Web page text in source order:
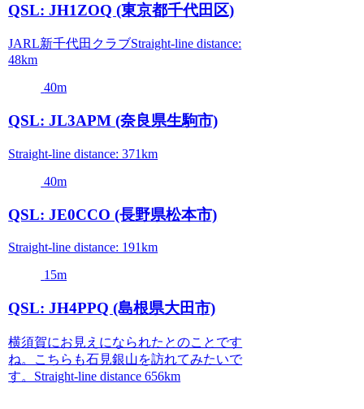
QSL: JH1ZOQ (東京都千代田区)
JARL新千代田クラブStraight-line distance:
48km
40m
QSL: JL3APM (奈良県生駒市)
Straight-line distance: 371km
40m
QSL: JE0CCO (長野県松本市)
Straight-line distance: 191km
15m
QSL: JH4PPQ (島根県大田市)
横須賀にお見えになられたとのことです
ね。こちらも石見銀山を訪れてみたいで
す。Straight-line distance 656km